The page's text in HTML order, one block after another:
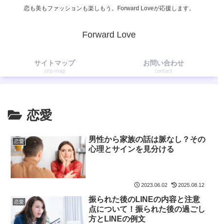
恋も美もファッションも楽しもう。Forward Loveが応援します。
Forward Love
サイトマップ
site-map
お問い合わせ
contact
恋愛
恋愛
男性から家族の話は脈なし？その
心理とサインを見分ける
2023.06.02 2025.08.12
恋愛
振られた後のLINEの内容と注意
点について！振られた後の過ごし
方とLINEの例文